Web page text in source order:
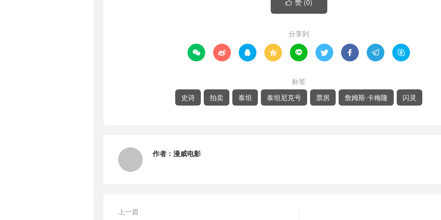
 赞 (0)
分享到
        
标签
史诗
拍卖 泰坦 泰坦尼克号 票房 詹姆斯·卡梅隆 闪灵
作者： 漫威电影
上一篇